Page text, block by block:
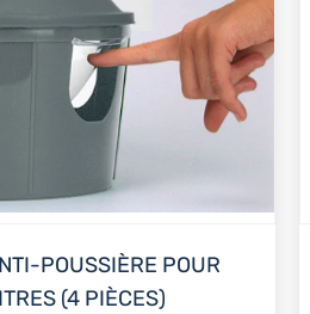
POUSSIÈRE POUR
(4 PIÈCES)